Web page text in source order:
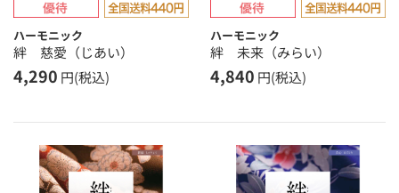
ハーモニック
絆 慈愛（じあい）
4,290 円(税込)
ハーモニック
絆 未来（みらい）
4,840 円(税込)